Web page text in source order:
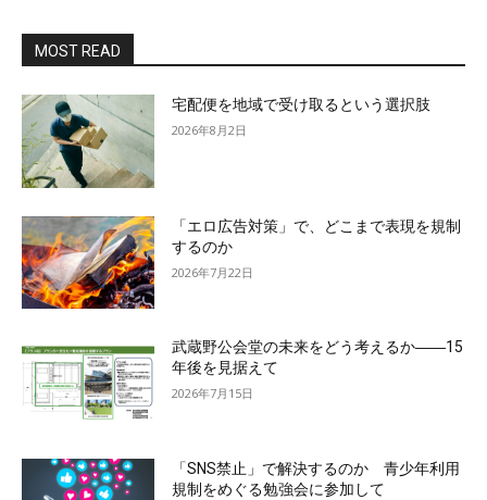
MOST READ
宅配便を地域で受け取るという選択肢
2026年8月2日
「エロ広告対策」で、どこまで表現を規制
するのか
2026年7月22日
武蔵野公会堂の未来をどう考えるか――15
年後を見据えて
2026年7月15日
「SNS禁止」で解決するのか 青少年利用
規制をめぐる勉強会に参加して